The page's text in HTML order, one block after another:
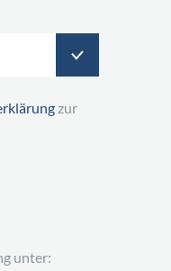
unter:
zur